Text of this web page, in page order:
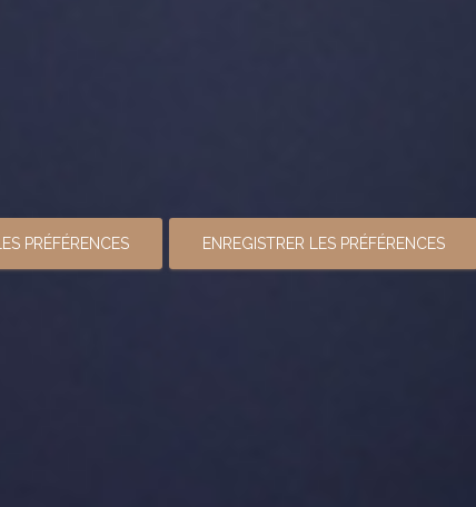
PRÉFÉRENCES ENREGISTRER LES PRÉFÉRENCES